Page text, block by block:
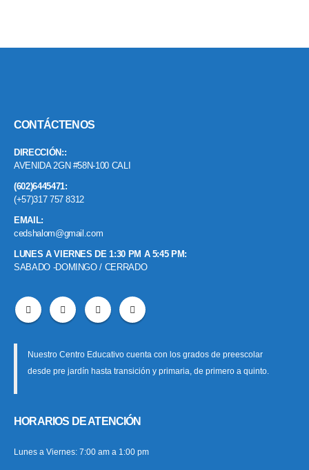
CONTÁCTENOS
DIRECCIÓN::
AVENIDA 2GN #58N-100 CALI
(602)6445471:
(+57)317 757 8312
EMAIL:
cedshalom@gmail.com
LUNES A VIERNES DE 1:30 PM A 5:45 PM:
SABADO -DOMINGO / CERRADO
Nuestro Centro Educativo cuenta con los grados de preescolar
desde pre jardín hasta transición y primaria, de primero a quinto.
HORARIOS DE ATENCIÓN
Lunes a Viernes: 7:00 am a 1:00 pm